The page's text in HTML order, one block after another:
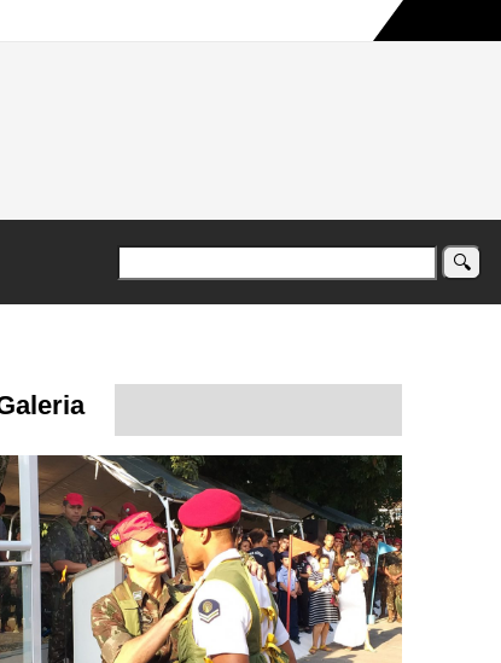
humanitária já registrada no país